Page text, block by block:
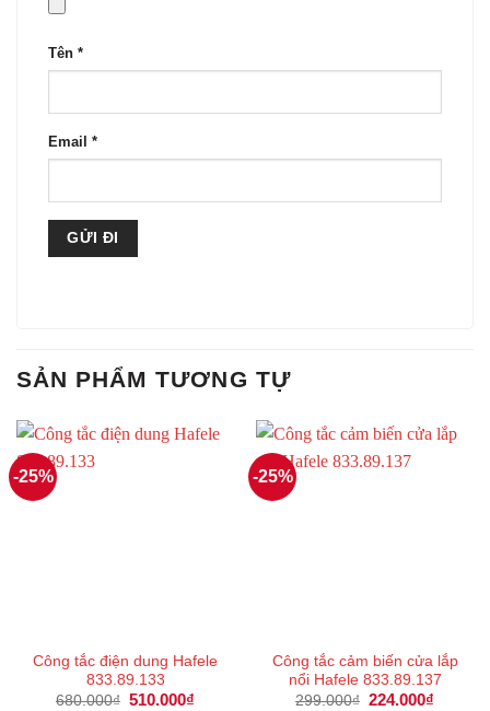
Tên *
Email *
SẢN PHẨM TƯƠNG TỰ
-25%
Công tắc điện dung Hafele
833.89.133
680.000₫ Giá
510.000₫
-25%
Công tắc cảm biến cửa lắp
nổi Hafele 833.89.137
299.000₫ Giá
224.000₫